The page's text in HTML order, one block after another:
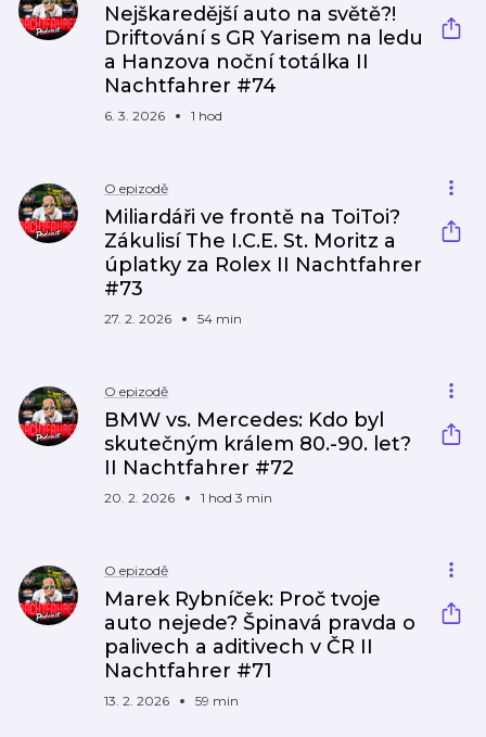
Nejškaredější auto na světě?!
Driftování s GR Yarisem na ledu
a Hanzova noční totálka II
Nachtfahrer #74
6. 3. 2026 1 hod
O epizodě
Miliardáři ve frontě na ToiToi?
Zákulisí The I.C.E. St. Moritz a
úplatky za Rolex II Nachtfahrer
#73
27. 2. 2026 54 min
O epizodě
BMW vs. Mercedes: Kdo byl
skutečným králem 80.-90. let?
II Nachtfahrer #72
20. 2. 2026 1 hod 3 min
O epizodě
Marek Rybníček: Proč tvoje
auto nejede? Špinavá pravda o
palivech a aditivech v ČR II
Nachtfahrer #71
13. 2. 2026 59 min